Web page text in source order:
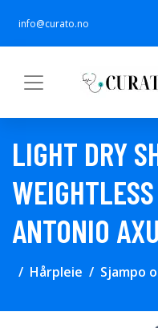
info@curato.no
LIGHT DRY
ANTONIO
Hårpleie Sjampo